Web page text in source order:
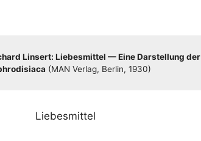
Lin­sert: Lie­bes­mit­tel — Eine Dar­stel­lung der
(MAN Ver­lag, Ber­lin, 1930)